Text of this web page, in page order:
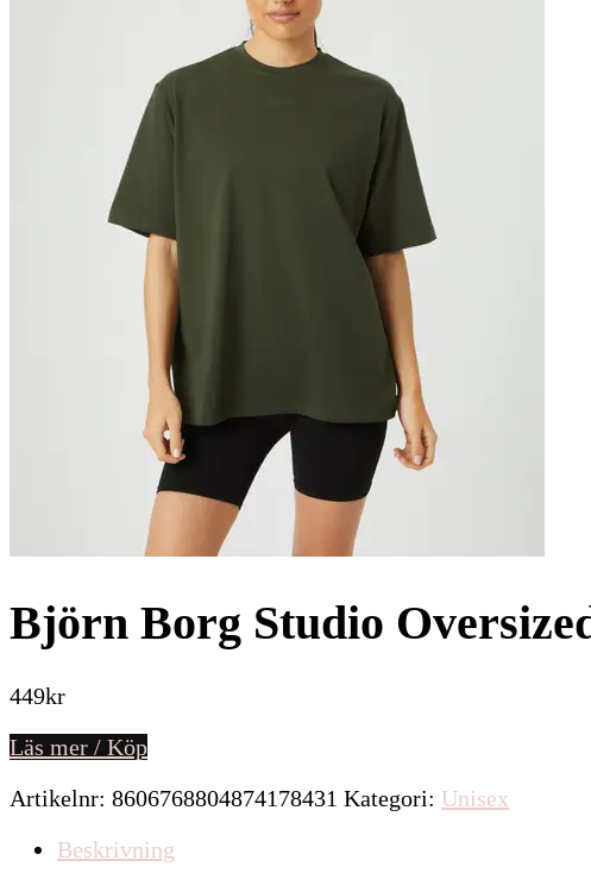
Björn Borg Studio
449kr
Läs mer / Köp
Artikelnr: 8606768804874178431 Kategori: Unisex
Beskrivning